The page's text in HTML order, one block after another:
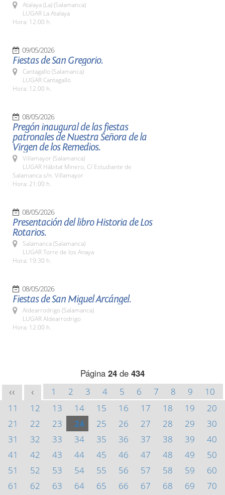
Atalaya (La) (Salamanca)
LUGAR La Atalaya
Hora: 12:00 h.
09/05/2026
Fiestas de San Gregorio.
Cantagallo (Salamanca)
LUGAR Cantagallo
Hora: 12.00 h.
08/05/2026
Pregón inaugural de las fiestas
patronales de Nuestra Señora de la
Virgen de los Remedios.
Villamayor (Salamanca)
LUGAR Hábitat Minero, C/ Estudiante de
Salamanca s/n. Villamayor
Hora: 21:00 h.
08/05/2026
Presentación del libro Historia de Los
Rotarios.
Salamanca (Salamanca)
LUGAR Torre de los Anaya
Hora: 19:30 h.
08/05/2026
Fiestas de San Miguel Arcángel.
Aldearrodrigo (Salamanca)
LUGAR Aldearrodrigo
Hora: 12:00 h.
Página 24 de 434
<< < 1 2 3 4 5 6 7 8 9
10
11
12 13 14 15 16 17 18 19
20
21
22 23 24 25 26 27 28 29
30
31
32 33 34 35 36 37 38 39
40
41
42 43 44 45 46 47 48 49
50
51
52 53 54 55 56 57 58 59
60
61
62 63 64 65 66 67 68 69
70